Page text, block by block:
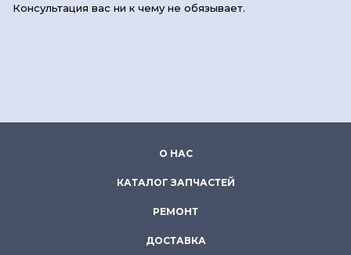
Консультация вас ни к чему не обязывает.
О НАС
КАТАЛОГ ЗАПЧАСТЕЙ
РЕМОНТ
ДОСТАВКА